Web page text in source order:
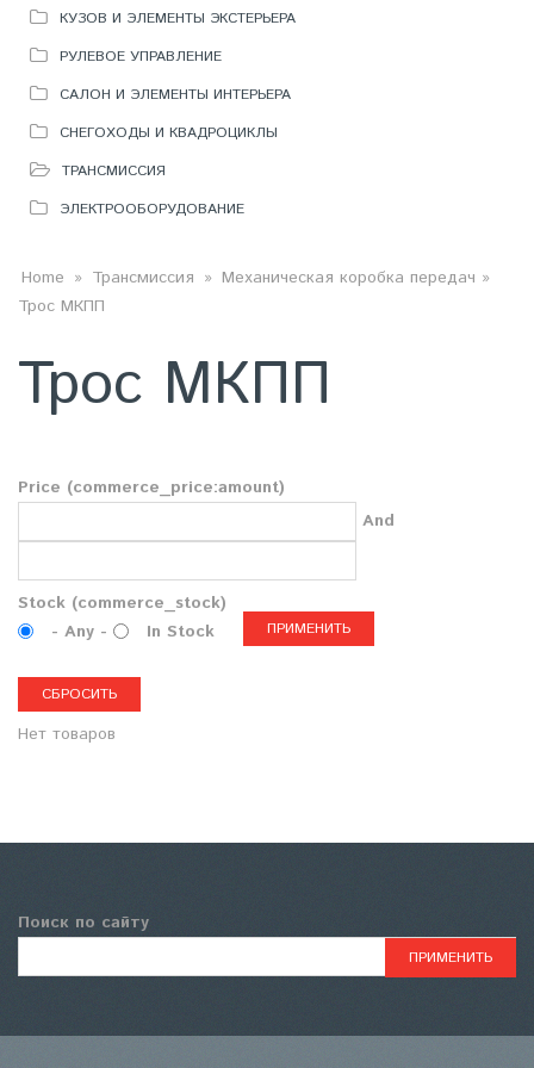
КУЗОВ И ЭЛЕМЕНТЫ ЭКСТЕРЬЕРА
РУЛЕВОЕ УПРАВЛЕНИЕ
САЛОН И ЭЛЕМЕНТЫ ИНТЕРЬЕРА
СНЕГОХОДЫ И КВАДРОЦИКЛЫ
ТРАНСМИССИЯ
ЭЛЕКТРООБОРУДОВАНИЕ
ВЫ ЗДЕСЬ
Home » Трансмиссия » Механическая коробка передач »
Трос МКПП
Трос МКПП
Price (commerce_price:amount)
And
Stock (commerce_stock)
- Any -
In Stock
Нет товаров
Поиск по сайту